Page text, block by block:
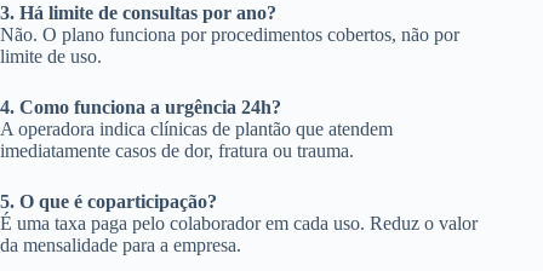
3. Há limite de consultas por ano?
Não. O plano funciona por procedimentos cobertos, não por
limite de uso.
4. Como funciona a urgência 24h?
A operadora indica clínicas de plantão que atendem
imediatamente casos de dor, fratura ou trauma.
5. O que é coparticipação?
É uma taxa paga pelo colaborador em cada uso. Reduz o valor
da mensalidade para a empresa.